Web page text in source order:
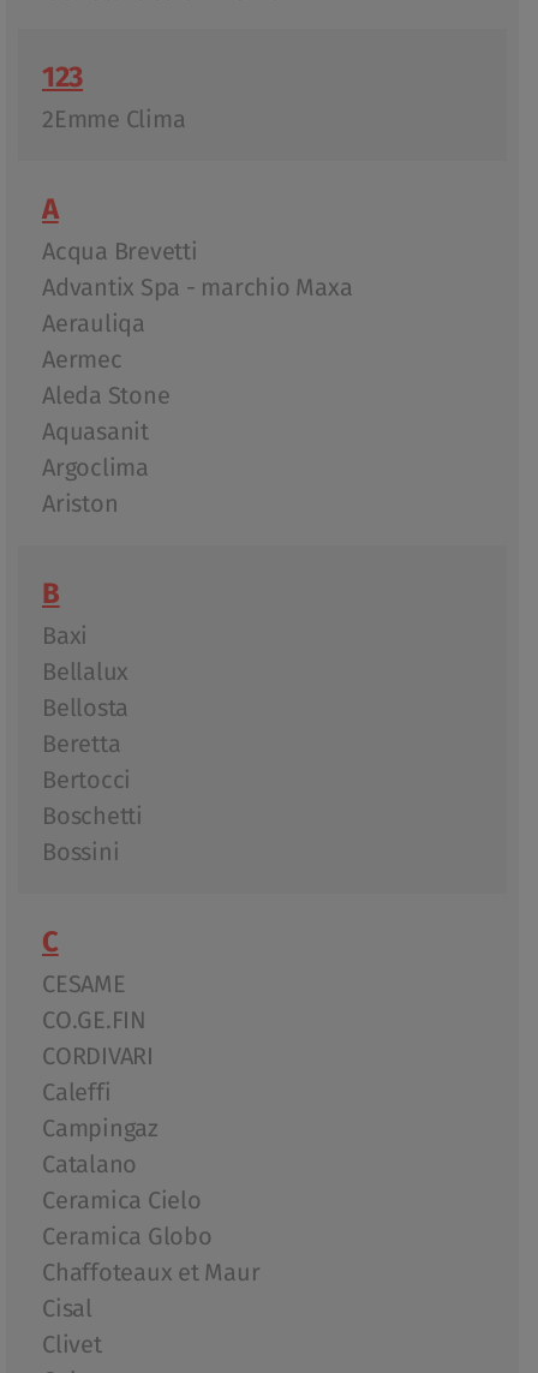
123
2Emme Clima
A
Acqua Brevetti
Advantix Spa - marchio Maxa
Aerauliqa
Aermec
Aleda Stone
Aquasanit
Argoclima
Ariston
B
Baxi
Bellalux
Bellosta
Beretta
Bertocci
Boschetti
Bossini
C
CESAME
CO.GE.FIN
CORDIVARI
Caleffi
Campingaz
Catalano
Ceramica Cielo
Ceramica Globo
Chaffoteaux et Maur
Cisal
Clivet